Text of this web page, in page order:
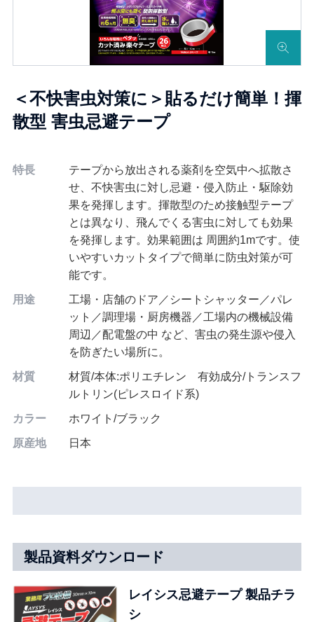
＜不快害虫対策に＞貼るだけ簡単！揮
散型 害虫忌避テープ
特長
テープから放出される薬剤を空気中へ拡散さ
せ、不快害虫に対し忌避・侵入防止・駆除効
果を発揮します。揮散型のため接触型テープ
とは異なり、飛んでくる害虫に対しても効果
を発揮します。効果範囲は 周囲約1mです。使
いやすいカットタイプで簡単に防虫対策が可
能です。
用途
工場・店舗のドア／シートシャッター／パレ
ット／調理場・厨房機器／工場内の機械設備
周辺／配電盤の中 など、害虫の発生源や侵入
を防ぎたい場所に。
材質
材質/本体:ポリエチレン 有効成分/トランスフ
ルトリン(ピレスロイド系)
カラー ホワイト/ブラック
原産地 日本
製品資料ダウンロード
レイシス忌避テープ 製品チラ
シ